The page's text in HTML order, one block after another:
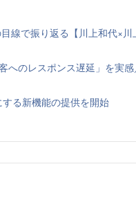
線で振り返る【川上和代×川
へのレスポンス遅延」を実感
る新機能の提供を開始